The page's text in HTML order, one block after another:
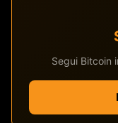
Segui Bitcoin